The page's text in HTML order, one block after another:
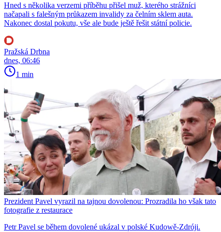
Hned s několika verzemi příběhu přišel muž, kterého strážníci
načapali s falešným průkazem invalidy za čelním sklem auta.
Nakonec dostal pokutu, vše ale bude ještě řešit státní policie.
Pražská Drbna
dnes, 06:46
1 min
Prezident Pavel vyrazil na tajnou dovolenou: Prozradila ho však tato
fotografie z restaurace
Petr Pavel se během dovolené ukázal v polské Kudowě-Zdróji.